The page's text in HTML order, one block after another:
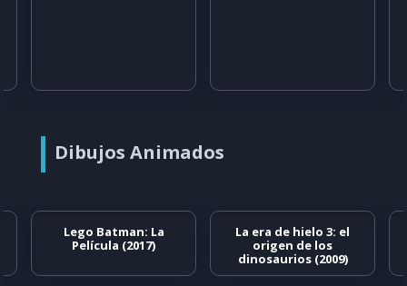
Dibujos Animados
Lego Batman: La
Película (2017)
La era de hielo 3: el
origen de los
dinosaurios (2009)